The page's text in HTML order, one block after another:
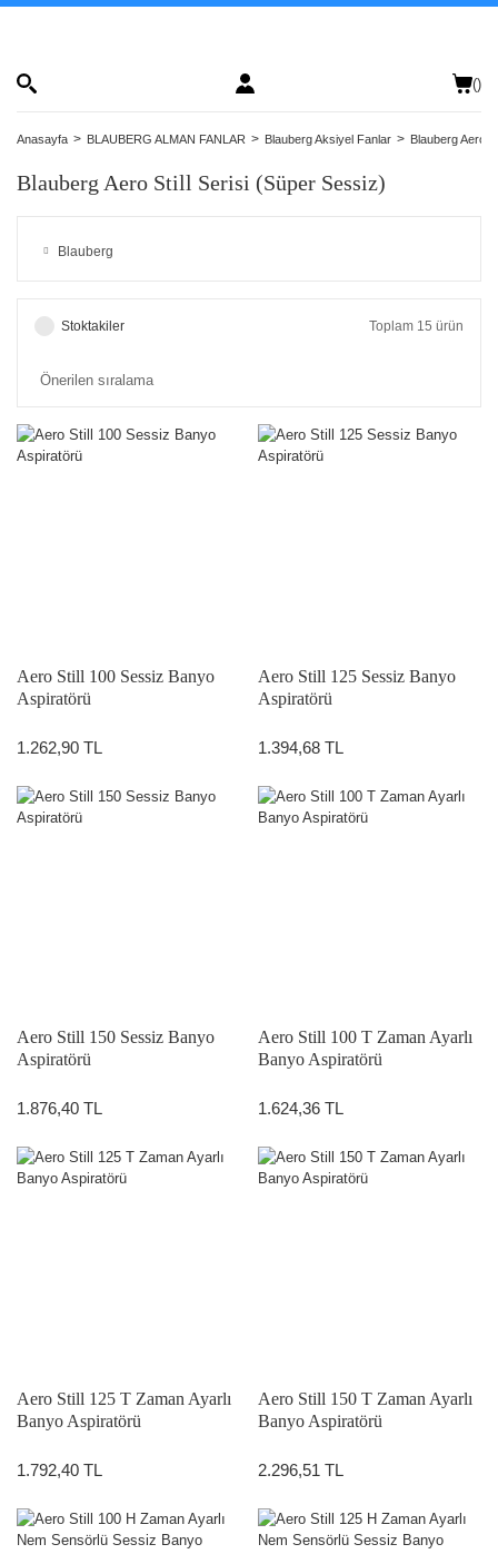
()
Anasayfa BLAUBERG ALMAN FANLAR Blauberg Aksiyel Fanlar Blauberg Aero
Blauberg Aero Still Serisi (Süper Sessiz)
Blauberg
Stoktakiler Toplam 15 ürün
Aero Still 100 Sessiz Banyo
Aspiratörü
1.262,90 TL
Aero Still 125 Sessiz Banyo
Aspiratörü
1.394,68 TL
Aero Still 150 Sessiz Banyo
Aspiratörü
1.876,40 TL
Aero Still 100 T Zaman Ayarlı
Banyo Aspiratörü
1.624,36 TL
Aero Still 125 T Zaman Ayarlı
Banyo Aspiratörü
1.792,40 TL
Aero Still 150 T Zaman Ayarlı
Banyo Aspiratörü
2.296,51 TL